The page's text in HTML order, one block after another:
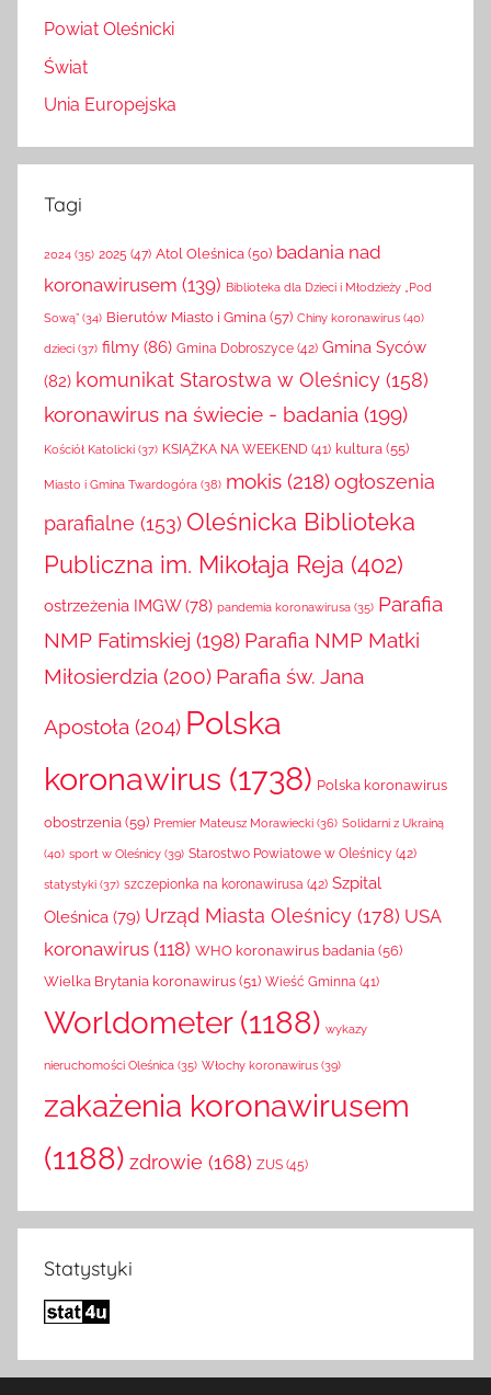
Powiat Oleśnicki
Świat
Unia Europejska
Tagi
2024 (35) 2025 (47) Atol Oleśnica (50) badania nad
koronawirusem (139) Biblioteka dla Dzieci i Młodzieży „Pod
Sową” (34) Bierutów Miasto i Gmina (57) Chiny koronawirus (40)
dzieci (37) filmy (86) Gmina Dobroszyce (42) Gmina Syców
(82) komunikat Starostwa w Oleśnicy (158)
koronawirus na świecie - badania (199)
Kościół Katolicki (37) KSIĄŻKA NA WEEKEND (41) kultura (55)
Miasto i Gmina Twardogóra (38) mokis (218)ogłoszenia
parafialne (153) Oleśnicka Biblioteka
Publiczna im. Mikołaja Reja (402)
ostrzeżenia IMGW (78) pandemia koronawirusa (35) Parafia
NMP Fatimskiej (198) Parafia NMP Matki
Miłosierdzia (200) Parafia św. Jana
Apostoła (204) Polska
koronawirus (1738) Polska koronawirus
obostrzenia(59) Premier Mateusz Morawiecki (36) Solidarni z Ukrainą
(40) sport w Oleśnicy (39) Starostwo Powiatowe w Oleśnicy (42)
statystyki (37) szczepionka na koronawirusa (42) Szpital
Oleśnica (79) Urząd Miasta Oleśnicy (178) USA
koronawirus (118) WHO koronawirus badania (56)
Wielka Brytania koronawirus (51) Wieść Gminna (41)
Worldometer(1188) wykazy
nieruchomości Oleśnica (35) Włochy koronawirus (39)
zakażenia koronawirusem
(1188) zdrowie (168) ZUS (45)
Statystyki